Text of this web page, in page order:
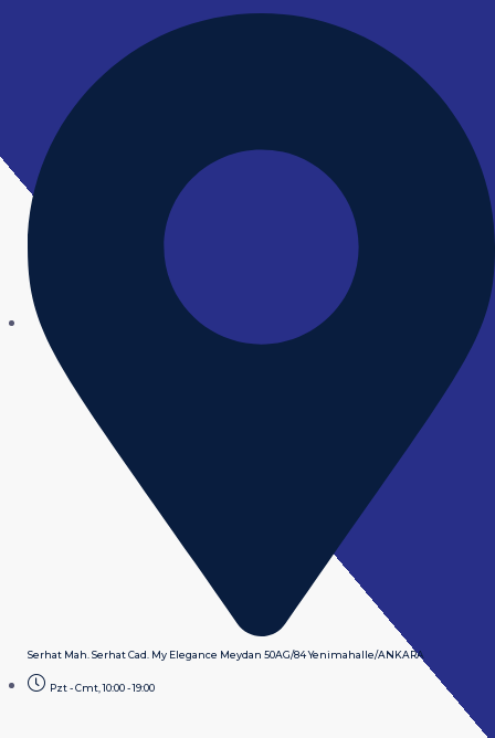
Serhat Mah. Serhat Cad. My Elegance Meydan 50AG/84 Yenimahalle/ANKARA
Pzt - Cmt, 10:00 - 19:00